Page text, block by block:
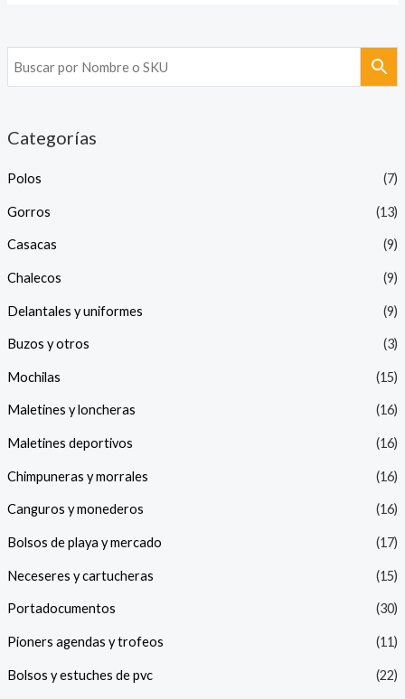
Categorías
Polos (7)
Gorros (13)
Casacas (9)
Chalecos (9)
Delantales y uniformes (9)
Buzos y otros (3)
Mochilas (15)
Maletines y loncheras (16)
Maletines deportivos (16)
Chimpuneras y morrales (16)
Canguros y monederos (16)
Bolsos de playa y mercado (17)
Neceseres y cartucheras (15)
Portadocumentos (30)
Pioners agendas y trofeos (11)
Bolsos y estuches de pvc (22)